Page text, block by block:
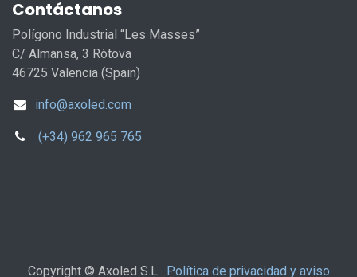
Contáctanos
Polígono Industrial “Les Masses”
C/ Almansa, 3 Ròtova
46725 Valencia (Spain)
info@axoled.com
(+34) 962 965 765
Copyright © Axoled S.L. Política de privacidad y aviso